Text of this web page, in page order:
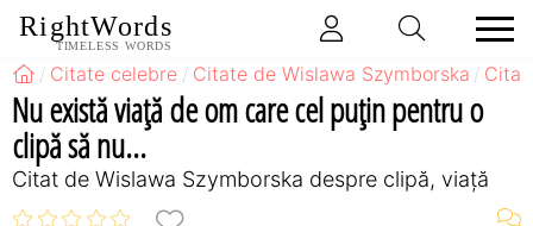
RightWords
TIMELESS WORDS
Citate celebre Citate de Wislawa Szymborska
Nu există viaţă de om care cel puţin pentru o
clipă să nu...
Citat de Wislawa Szymborska despre clipă, viață